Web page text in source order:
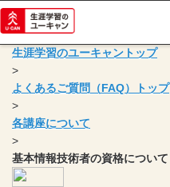
生涯学習のユーキャントップ
>
よくあるご質問（FAQ）トップ
>
各講座について
>
基本情報技術者の資格について